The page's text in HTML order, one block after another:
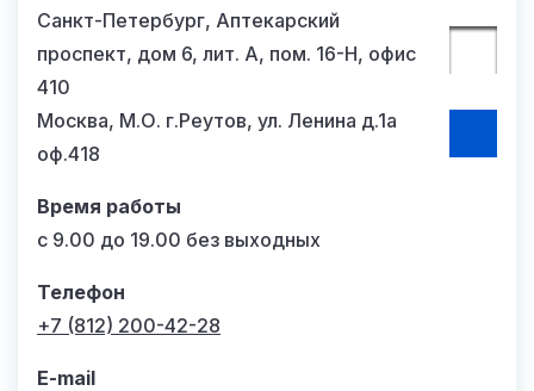
Санкт-Петербург, Аптекарский
проспект, дом 6, лит. А, пом. 16-Н, офис
410
Москва, М.О. г.Реутов, ул. Ленина д.1а
оф.418
Время работы
с 9.00 до 19.00 без выходных
Телефон
+7 (812) 200-42-28
E-mail